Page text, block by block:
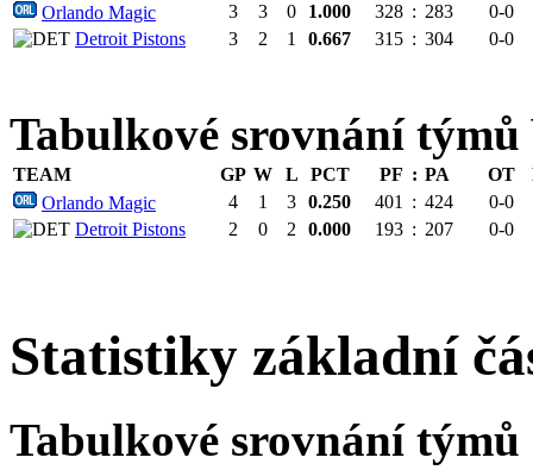
Orlando Magic
3 3 0 1.000 328 : 283
0-0
Detroit Pistons
3 2 1 0.667 315 : 304 0-0
Tabulkové srovnání
TEAM GP W L PCT PF : PA OT
Orlando Magic
4 1 3 0.250 401 : 424
0-0
Detroit Pistons
2 0 2 0.000 193 : 207 0-0
Statistiky základní
Tabulkové srovnání týmů